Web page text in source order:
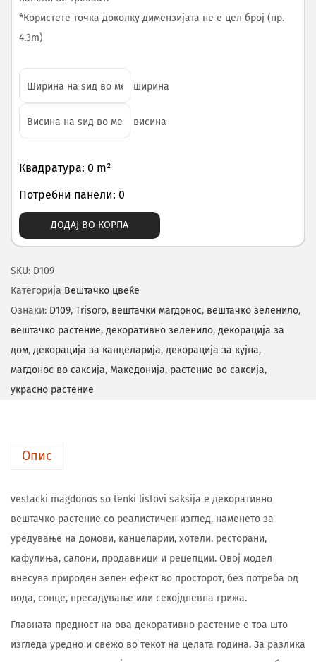
*Користете точка доколку димензијата не е цел број (пр.
4.3m)
ширина
висина
Квадратура: 0 m²
Потребни панели: 0
ДОДАЈ ВО КОРПА
SKU: D109
Категорија Вештачко цвеќе
Ознаки: D109, Trisoro, вештачки магдонос, вештачко зеленило,
вештачко растение, декоративно зеленило, декорација за
дом, декорација за канцеларија, декорација за кујна,
магдонос во саксија, Македонија, растение во саксија,
украсно растение
Опис
vestacki magdonos so tenki listovi saksija е декоративно
вештачко растение со реалистичен изглед, наменето за
уредување на домови, канцеларии, хотели, ресторани,
кафулиња, салони, продавници и рецепции. Овој модел
внесува природен зелен ефект во просторот, без потреба од
вода, сонце, пресадување или секојдневна грижа.
Главната предност на ова декоративно растение е тоа што
изгледа уредно и свежо во текот на целата година. За разлика